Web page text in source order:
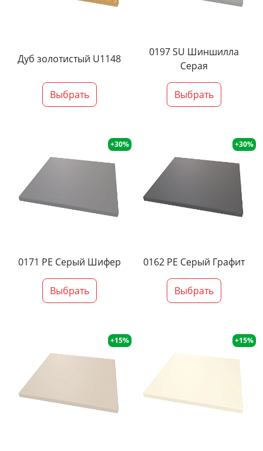
Дуб золотистый U1148
Выбрать
0197 SU Шиншилла
Серая
Выбрать
+30%
0171 PE Серый Шифер
Выбрать
+30%
0162 PE Серый Графит
Выбрать
+15% +15%